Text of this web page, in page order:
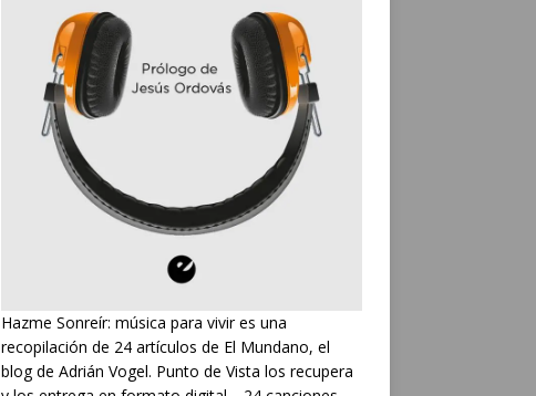
Hazme Sonreír: música para vivir es una
recopilación de 24 artículos de El Mundano, el
blog de Adrián Vogel. Punto de Vista los recupera